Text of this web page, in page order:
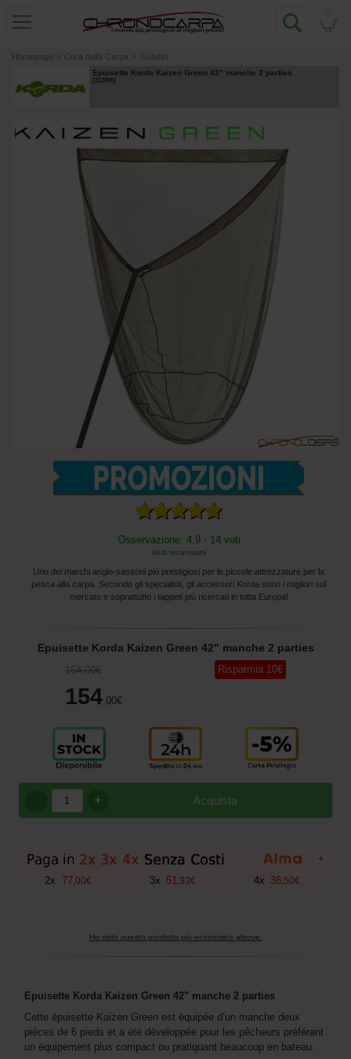
Homepage » Cura della Carpa » Guadini
Epuisette Korda Kaizen Green 42" manche 2 parties
[212906]
Osservazione: 4.9 - 14 voti
Vedi recensioni
Uno dei marchi anglo-sassoni più prestigiosi per le piccole attrezzature per la
pesca alla carpa. Secondo gli specialisti, gli accessori Korda sono i migliori sul
mercato e soprattutto i tappeti più ricercati in tutta Europa!
Epuisette Korda Kaizen Green 42" manche 2 parties
164,00€
154 ,00€
Risparmia 10€
Acquista
+
+
2x 77 00€ 3x 51 33€ 4x 38 50€
Ho visto questo prodotto più economico altrove.
Epuisette Korda Kaizen Green 42" manche 2 parties
Cette épuisette Kaizen Green est équipée d’un manche deux
pièces de 6 pieds et a été développée pour les pêcheurs préférant
un équipement plus compact ou pratiquant beaucoup en bateau.